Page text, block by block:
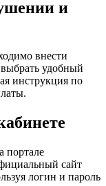
и
внести
удобный
инструкция по
портале
сайт
логин и пароль